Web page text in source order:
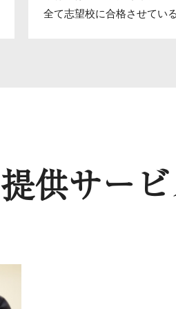
全て志望校に合格させてい
提供サー